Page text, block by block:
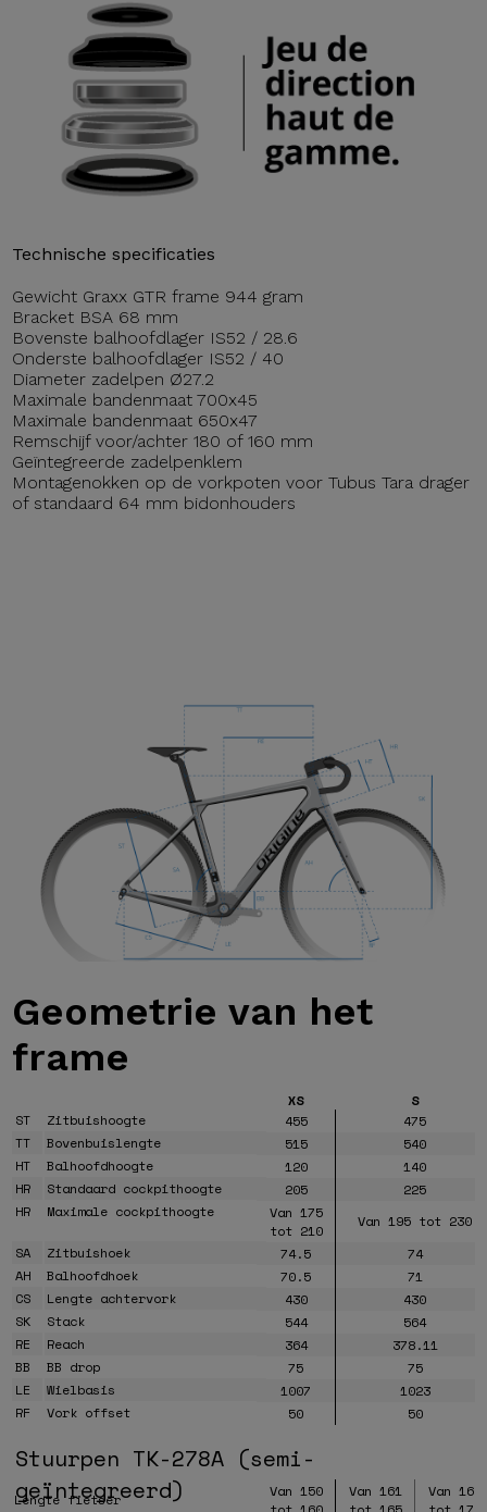
Technische specificaties
Gewicht Graxx GTR frame 944 gram
Bracket BSA 68 mm
Bovenste balhoofdlager IS52 / 28.6
Onderste balhoofdlager IS52 / 40
Diameter zadelpen Ø27.2
Maximale bandenmaat 700x45
Maximale bandenmaat 650x47
Remschijf voor/achter 180 of 160 mm
Geïntegreerde zadelpenklem
Montagenokken op de vorkpoten voor Tubus Tara drager
of standaard 64 mm bidonhouders
Geometrie van het
frame
XS
S
ST
Zitbuishoogte 455
475
TT
Bovenbuislengte 515
540
HT
Balhoofdhoogte 120
140
HR
Standaard cockpithoogte 205
225
HR
Maximale cockpithoogte
Van 175
tot 210
Van 195 tot 230
SA
Zitbuishoek 74.5
74
AH
Balhoofdhoek 70.5
71
CS
Lengte achtervork 430
430
SK
Stack 544
564
RE
Reach 364
378.11
BB
BB drop 75
75
LE
Wielbasis 1007
1023
RF
Vork offset 50 50
Stuurpen TK-278A (semi-
geïntegreerd)
Lengte fietser
Van 150
Van 161
Van 166